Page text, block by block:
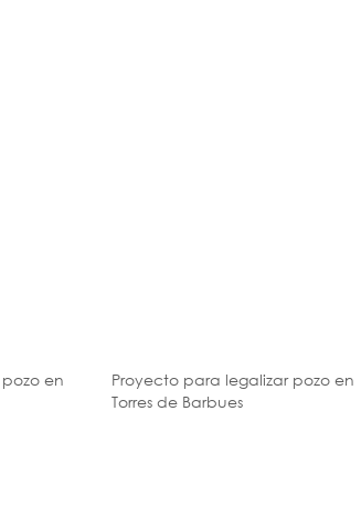
en
Proyecto para legalizar pozo en
Torres de Barbues